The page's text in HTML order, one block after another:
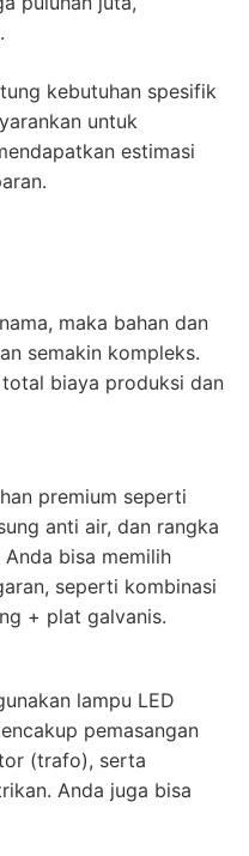
kebutuhan spesifik
untuk
estimasi
maka bahan dan
semakin kompleks.
biaya produksi dan
premium seperti
anti air, dan rangka
bisa memilih
seperti kombinasi
+ plat galvanis.
lampu LED
pemasangan
(trafo), serta
Anda juga bisa